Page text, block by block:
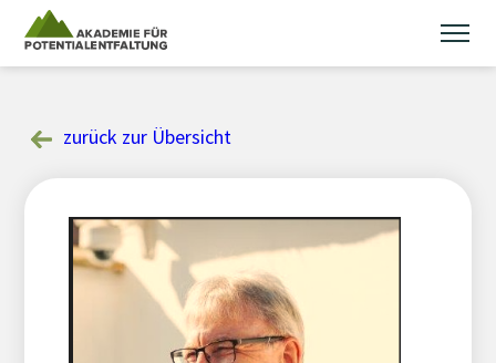
content
zurück zur Übersicht